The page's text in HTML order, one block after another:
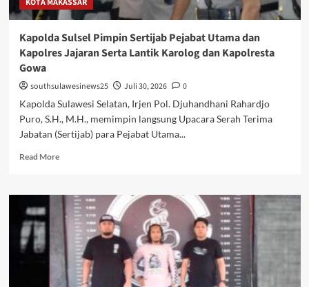
Kapolda Sulsel Pimpin Sertijab Pejabat Utama dan
Kapolres Jajaran Serta Lantik Karolog dan Kapolresta
Gowa
southsulawesinews25 Juli 30, 2026
0
Kapolda Sulawesi Selatan, Irjen Pol. Djuhandhani Rahardjo
Puro, S.H., M.H., memimpin langsung Upacara Serah Terima
Jabatan (Sertijab) para Pejabat Utama...
Read MoreRead
Kapolda
Sulsel
Pimpin
Sertijab
Pejabat
Utama
dan